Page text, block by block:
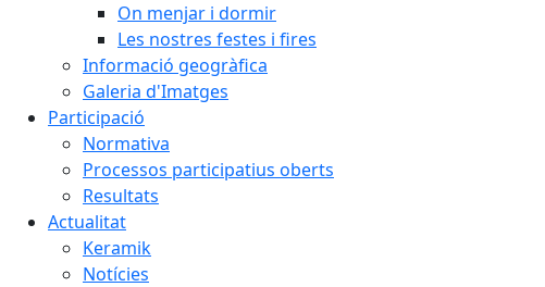
On menjar i dormir
Les nostres festes i fires
Informació geogràfica
Galeria d'Imatges
Participació
Normativa
Processos participatius oberts
Resultats
Actualitat
Keramik
Notícies